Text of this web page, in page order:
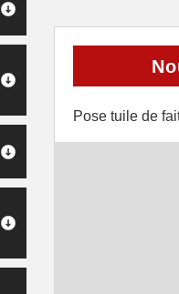
Pose tuile de